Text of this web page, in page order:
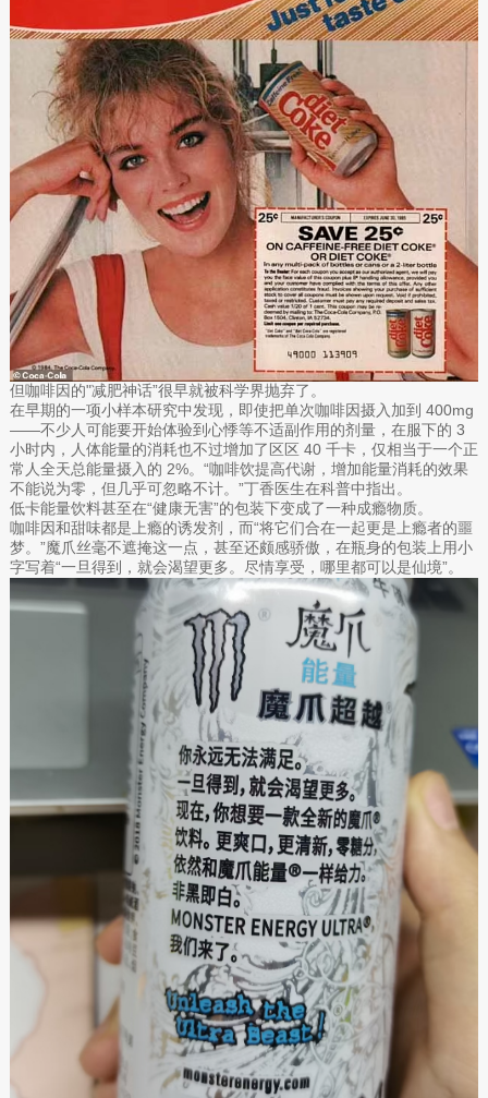
但咖啡因的"减肥神话”很早就被科学界抛弃了。
在早期的一项小样本研究中发现，即使把单次咖啡因摄入加到 400mg
——不少人可能要开始体验到心悸等不适副作用的剂量，在服下的 3
小时内，人体能量的消耗也不过增加了区区 40 千卡，仅相当于一个正
常人全天总能量摄入的 2%。“咖啡饮提高代谢，增加能量消耗的效果
不能说为零，但几乎可忽略不计。”丁香医生在科普中指出。
低卡能量饮料甚至在“健康无害”的包装下变成了一种成瘾物质。
咖啡因和甜味都是上瘾的诱发剂，而“将它们合在一起更是上瘾者的噩
梦。”魔爪丝毫不遮掩这一点，甚至还颇感骄傲，在瓶身的包装上用小
字写着“一旦得到，就会渴望更多。尽情享受，哪里都可以是仙境”。